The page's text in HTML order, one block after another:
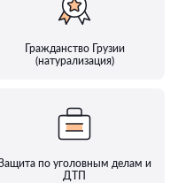
Гражданство Грузии
(натурализация)
по уголовным делам и
ДТП